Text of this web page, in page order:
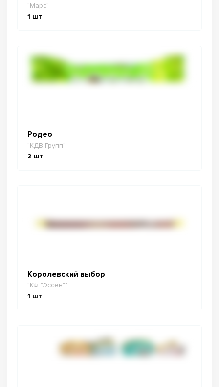
"Марс"
1 шт
Родео
"КДВ Групп"
2 шт
Королевский выбор
"КФ "Эссен""
1 шт